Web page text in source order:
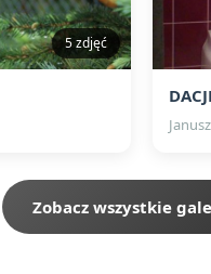
5 zdjęć
Zobacz wszystkie